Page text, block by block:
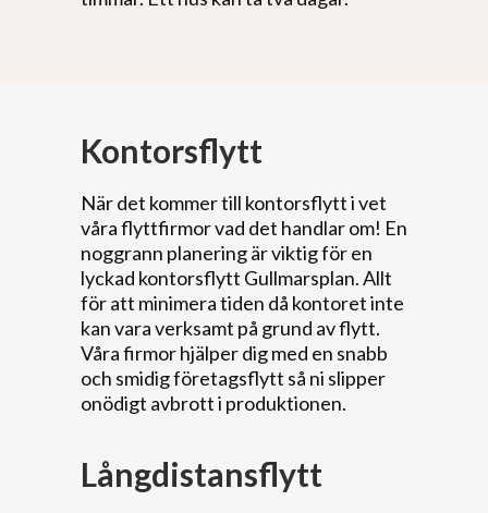
Kontorsflytt
När det kommer till kontorsflytt i vet
våra flyttfirmor vad det handlar om! En
noggrann planering är viktig för en
lyckad kontorsflytt Gullmarsplan. Allt
för att minimera tiden då kontoret inte
kan vara verksamt på grund av flytt.
Våra firmor hjälper dig med en snabb
och smidig företagsflytt så ni slipper
onödigt avbrott i produktionen.
Långdistansflytt